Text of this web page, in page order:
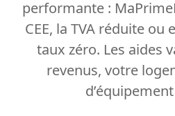
performante :
CEE, la TVA réduite ou
taux zéro. Les aides
revenus, votre